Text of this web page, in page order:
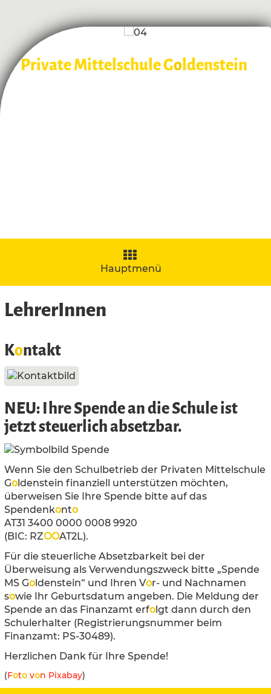
Private Mittelschule Goldenstein
Navigation
aufklappen
Hauptmenü
LehrerInnen
Kontakt
NEU: Ihre Spende an die Schule ist
jetzt steuerlich absetzbar.
Wenn Sie den Schulbetrieb der Privaten Mittelschule
Goldenstein finanziell unterstützen möchten,
überweisen Sie Ihre Spende bitte auf das
Spendenkonto
AT31 3400 0000 0008 9920
(BIC: RZOOAT2L).
Für die steuerliche Absetzbarkeit bei der
Überweisung als Verwendungszweck bitte „Spende
MS Goldenstein“ und Ihren Vor- und Nachnamen
sowie Ihr Geburtsdatum angeben. Die Meldung der
Spende an das Finanzamt erfolgt dann durch den
Schulerhalter (Registrierungsnummer beim
Finanzamt: PS-30489).
Herzlichen Dank für Ihre Spende!
(Foto von Pixabay)